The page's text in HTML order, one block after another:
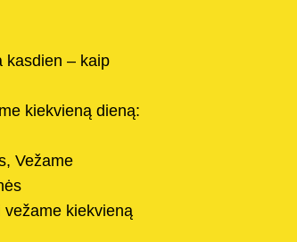
kasdien – kaip
kiekvieną dieną:
Vežame
kiekvieną